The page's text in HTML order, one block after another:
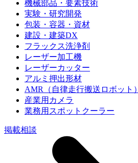
機械部品・要素技術
実験・研究開発
包装・容器・資材
建設・建築DX
フラックス洗浄剤
レーザー加工機
レーザーカッター
アルミ押出形材
AMR（自律走行搬送ロボット）
産業用カメラ
業務用スポットクーラー
掲載相談